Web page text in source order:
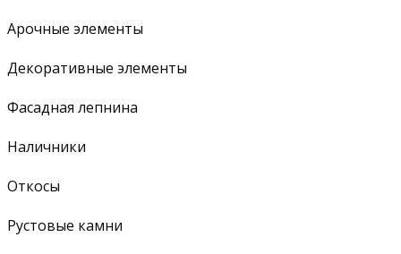
Арочные элементы
Декоративные элементы
Фасадная лепнина
Наличники
Откосы
Рустовые камни